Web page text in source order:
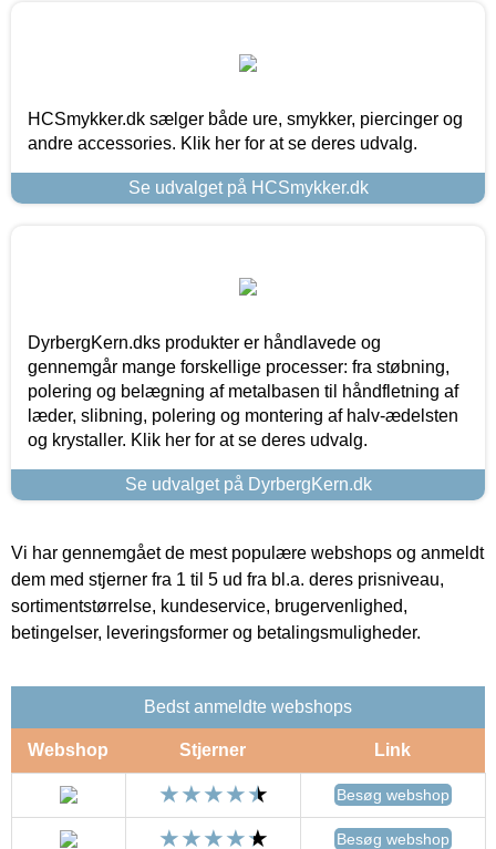
HCSmykker.dk sælger både ure, smykker, piercinger og
andre accessories. Klik her for at se deres udvalg.
Se udvalget på HCSmykker.dk
DyrbergKern.dks produkter er håndlavede og
gennemgår mange forskellige processer: fra støbning,
polering og belægning af metalbasen til håndfletning af
læder, slibning, polering og montering af halv-ædelsten
og krystaller. Klik her for at se deres udvalg.
Se udvalget på DyrbergKern.dk
Vi har gennemgået de mest populære webshops og anmeldt
dem med stjerner fra 1 til 5 ud fra bl.a. deres prisniveau,
sortimentstørrelse, kundeservice, brugervenlighed,
betingelser, leveringsformer og betalingsmuligheder.
Bedst anmeldte webshops
Webshop Stjerner Link
Besøg webshop
Besøg webshop